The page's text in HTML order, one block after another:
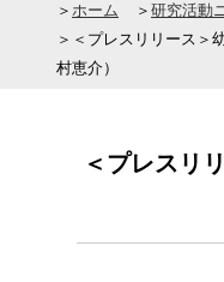
ホーム
研究活動
＜プレスリリース＞
村恵介）
＜プレスリ